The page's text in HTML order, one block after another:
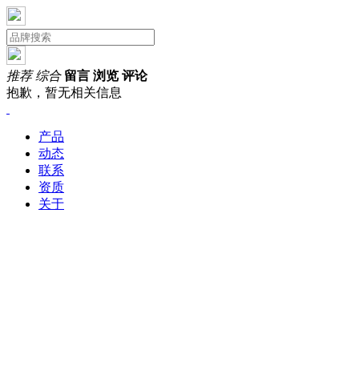
推荐 综合 留言 浏览 评论
抱歉，暂无相关信息
产品
动态
联系
资质
关于